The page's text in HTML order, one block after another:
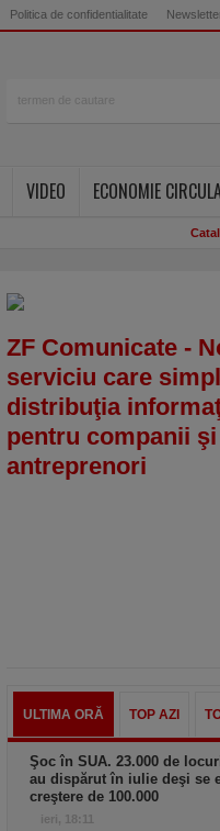
Politica de confidentialitate
VIDEO
ECONOMIE
ZF Comunicate -
serviciu care
distribuţia
pentru companii şi
antreprenori
ULTIMA ORĂ TOP AZI
Şoc în SUA. 23.000 de
au dispărut în iulie deşi se
creştere de 100.000
ieri, 18:11